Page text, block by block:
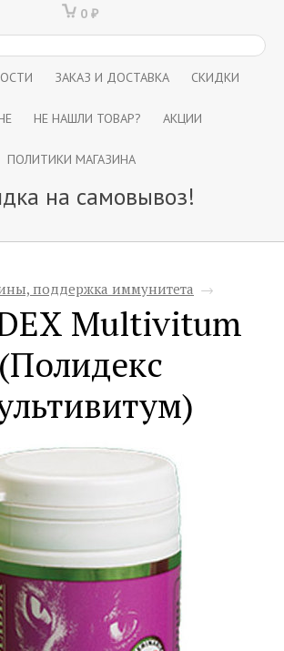
0 ₽
ЗАКАЗ И ДОСТАВКА СКИДКИ
НЕ НАШЛИ ТОВАР? АКЦИИ
ПОЛИТИКИ МАГАЗИНА
на самовывоз!
поддержка иммунитета →
Multivitum
(Полидекс